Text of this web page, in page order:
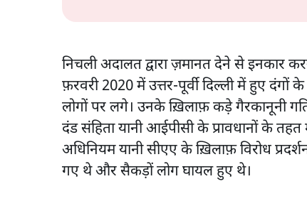
निचली अदालत द्वारा ज़मानत देने से इनकार
फ़रवरी 2020 में उत्तर-पूर्वी दिल्ली में हुए
लोगों पर लगे। उनके ख़िलाफ़ कड़े गैरकानूनी
दंड संहिता यानी आईपीसी के प्रावधानों के
अधिनियम यानी सीएए के ख़िलाफ़ विरोध
गए थे और सैकड़ों लोग घायल हुए थे।